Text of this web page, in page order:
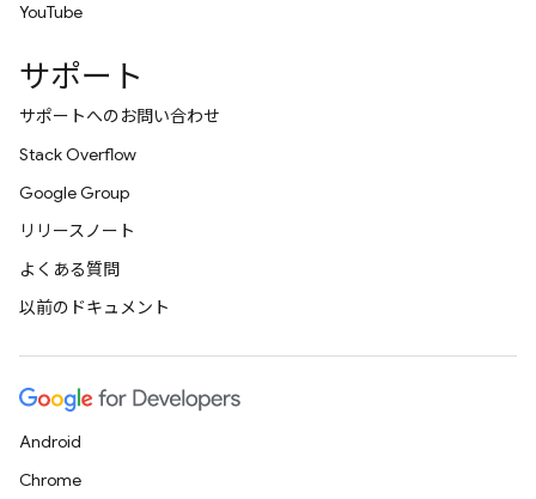
YouTube
サポート
サポートへのお問い合わせ
Stack Overflow
Google Group
リリースノート
よくある質問
以前のドキュメント
Android
Chrome